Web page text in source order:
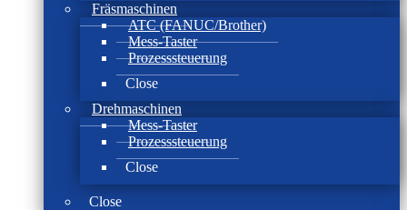
Fräsmaschinen
ATC (FANUC/Brother)
Mess-Taster
Prozesssteuerung
Close
Drehmaschinen
Mess-Taster
Prozesssteuerung
Close
Close